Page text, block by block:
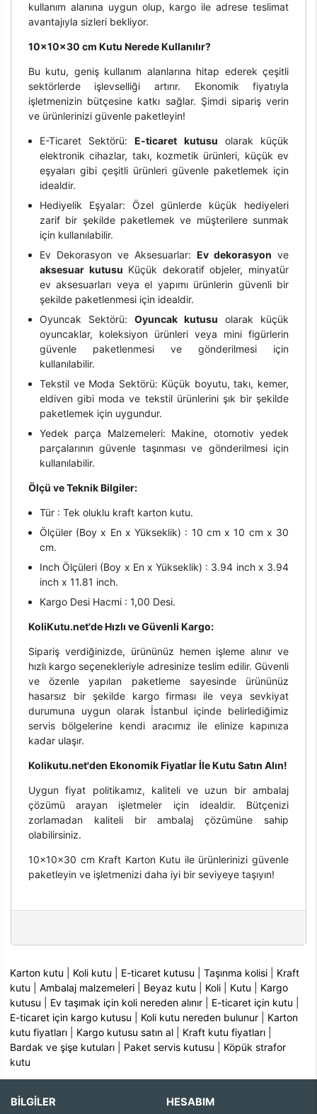
kullanım alanına uygun olup, kargo ile adrese teslimat
avantajıyla sizleri bekliyor.
10x10x30 cm Kutu Nerede Kullanılır?
Bu kutu, geniş kullanım alanlarına hitap ederek çeşitli
sektörlerde işlevselliği artırır. Ekonomik fiyatıyla
işletmenizin bütçesine katkı sağlar. Şimdi sipariş verin
ve ürünlerinizi güvenle paketleyin!
E-Ticaret Sektörü:E-ticaret kutusu olarak küçük
elektronik cihazlar, takı, kozmetik ürünleri, küçük ev
eşyaları gibi çeşitli ürünleri güvenle paketlemek için
idealdir.
Hediyelik Eşyalar: Özel günlerde küçük hediyeleri
zarif bir şekilde paketlemek ve müşterilere sunmak
için kullanılabilir.
Ev Dekorasyon ve Aksesuarlar:Ev dekorasyon ve
aksesuar kutusu Küçük dekoratif objeler, minyatür
ev aksesuarları veya el yapımı ürünlerin güvenli bir
şekilde paketlenmesi için idealdir.
Oyuncak Sektörü: Oyuncak kutusu olarak küçük
oyuncaklar, koleksiyon ürünleri veya mini figürlerin
güvenle paketlenmesi ve gönderilmesi için
kullanılabilir.
Tekstil ve Moda Sektörü: Küçük boyutu, takı, kemer,
eldiven gibi moda ve tekstil ürünlerini şık bir şekilde
paketlemek için uygundur.
Yedek parça Malzemeleri: Makine, otomotiv yedek
parçalarının güvenle taşınması ve gönderilmesi için
kullanılabilir.
Ölçü ve Teknik Bilgiler:
Tür : Tek oluklu kraft karton kutu.
Ölçüler (Boy x En x Yükseklik) : 10 cm x 10 cm x 30
cm.
Inch Ölçüleri (Boy x En x Yükseklik) : 3.94 inch x 3.94
inch x 11.81 inch.
Kargo Desi Hacmi : 1,00 Desi.
KoliKutu.net'de Hızlı ve Güvenli Kargo:
Sipariş verdiğinizde, ürününüz hemen işleme alınır ve
hızlı kargo seçenekleriyle adresinize teslim edilir. Güvenli
ve özenle yapılan paketleme sayesinde ürününüz
hasarsız bir şekilde kargo firması ile veya sevkiyat
durumuna uygun olarak İstanbul içinde belirlediğimiz
servis bölgelerine kendi aracımız ile elinize kapınıza
kadar ulaşır.
Kolikutu.net'den Ekonomik Fiyatlar İle Kutu Satın Alın!
Uygun fiyat politikamız, kaliteli ve uzun bir ambalaj
çözümü arayan işletmeler için idealdir. Bütçenizi
zorlamadan kaliteli bir ambalaj çözümüne sahip
olabilirsiniz.
10x10x30 cm Kraft Karton Kutu ile ürünlerinizi güvenle
paketleyin ve işletmenizi daha iyi bir seviyeye taşıyın!
Karton kutu Koli kutu E-ticaret kutusu |Taşınma kolisi
Kraft
kutu |Ambalaj malzemeleri Beyaz kutu Koli Kutu
Kargo
kutusu
Ev taşımak için koli nereden alınır E-ticaret için kutu
E-ticaret için kargo kutusu
Koli kutu nereden bulunur
Karton
kutu fiyatları
Kargo kutusu satın al Kraft kutu fiyatları
Bardak ve şişe kutuları
Paket servis kutusu
Köpük strafor
kutu
BİLGİLER HESABIM